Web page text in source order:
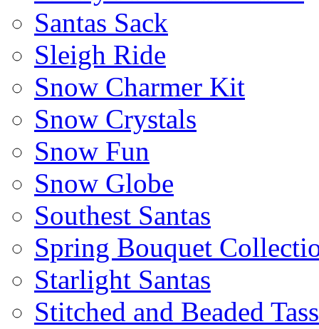
Santas Sack
Sleigh Ride
Snow Charmer Kit
Snow Crystals
Snow Fun
Snow Globe
Southest Santas
Spring Bouquet
Starlight Santas
Stitched and Beaded